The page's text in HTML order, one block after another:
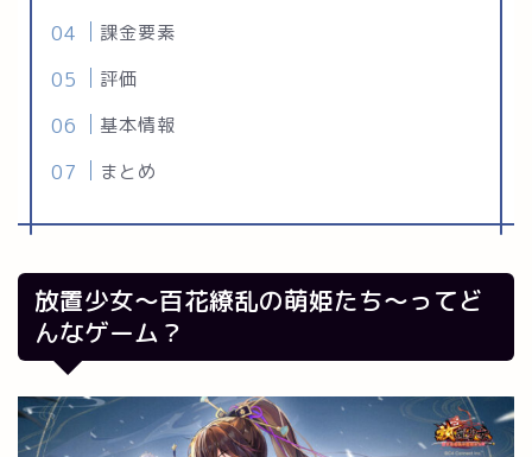
課金要素
評価
基本情報
まとめ
放置少女～百花繚乱の萌姫たち～ってど
んなゲーム？